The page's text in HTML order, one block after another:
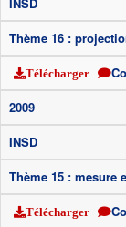
Thème 16 :
Télécharger
2009
INSD
Thème 15 : mesure
Télécharger